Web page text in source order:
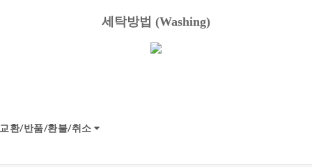
세탁방법 (Washing)
교환/반품/환불/취소